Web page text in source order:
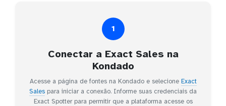
1
Conectar a Exact Sales na
Kondado
Acesse a página de fontes na Kondado e selecione Exact
Sales para iniciar a conexão. Informe suas credenciais da
Exact Spotter para permitir que a plataforma acesse os